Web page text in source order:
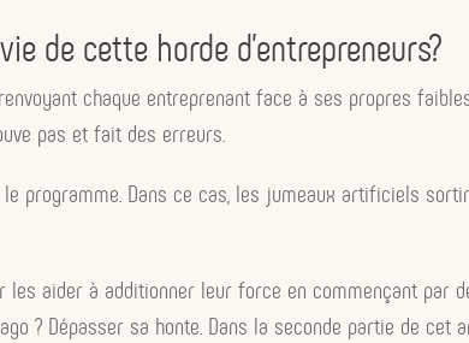
de cette horde d’entrepreneurs?
chaque entreprenant face à ses propres
pas et fait des erreurs.
le programme. Dans ce cas, les jumeaux artificiels
les aider à additionner leur force en commençant par
? Dépasser sa honte. Dans la seconde partie de cet